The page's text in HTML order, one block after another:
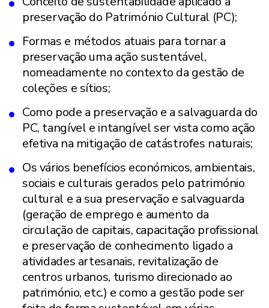
preservação do Património Cultural (PC);
Formas e métodos atuais para tornar a
preservação uma ação sustentável,
nomeadamente no contexto da gestão de
coleções e sítios;
Como pode a preservação e a salvaguarda do
PC, tangível e intangível ser vista como ação
efetiva na mitigação de catástrofes naturais;
Os vários benefícios económicos, ambientais,
sociais e culturais gerados pelo património
cultural e a sua preservação e salvaguarda
(geração de emprego e aumento da
circulação de capitais, capacitação profissional
e preservação de conhecimento ligado a
atividades artesanais, revitalização de
centros urbanos, turismo direcionado ao
património, etc.) e como a gestão pode ser